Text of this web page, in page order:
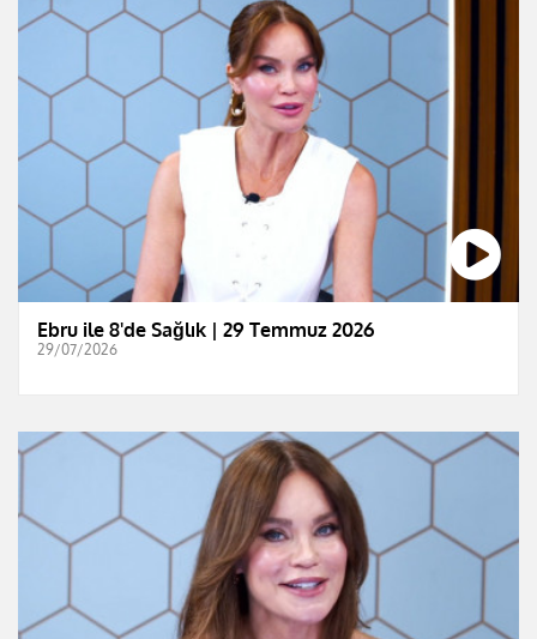
Ebru ile 8'de Sağlık | 29 Temmuz 2026
29/07/2026